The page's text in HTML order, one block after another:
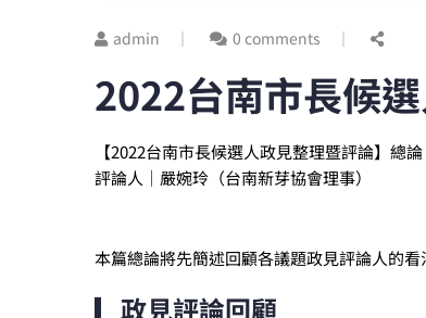
admin 0 comments
2022台南市長候
【2022台南市長候選人政見整理暨評論】總論
評論人｜嚴婉玲（台南新芽協會理事）
本篇總論將先簡述回顧各議題政見評論人的看
▎政見評論回顧